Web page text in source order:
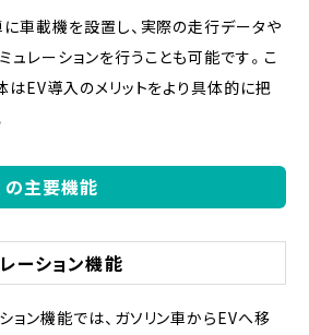
に車載機を設置し、実際の走行データや
レーションを行うことも可能です。こ
はEV導入のメリットをより具体的に把
主要機能
ーション機能
ョン機能では、ガソリン車からEVへ移